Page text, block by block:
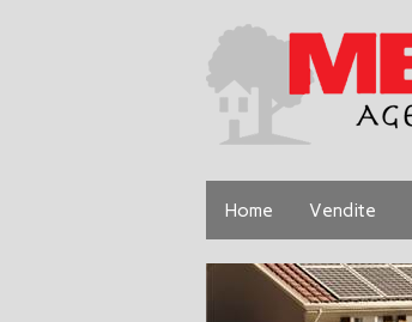
Home Vendite